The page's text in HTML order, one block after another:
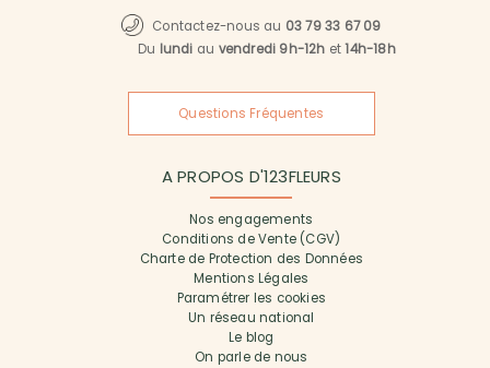
Contactez-nous au 03 79 33 67 09
Du lundi au vendredi 9h-12h et14h-18h
Questions Fréquentes
A PROPOS D'123FLEURS
Nos engagements
Conditions de Vente (CGV)
Charte de Protection des Données
Mentions Légales
Paramétrer les cookies
Un réseau national
Le blog
On parle de nous